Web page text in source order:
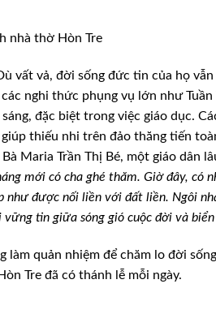
nhà thờ Hòn Tre
vất vả, đời sống đức tin của họ
nghi thức phụng vụ lớn như Tuần
đặc biệt trong việc giáo dục.
thiếu nhi trên đảo thăng tiến
Maria Trần Thị Bé, một giáo dân
mới có cha ghé thăm. Giờ đây, có
như được nối liền với đất liền. Ngôi
tin giữa sóng gió cuộc đời và biển
làm quản nhiệm để chăm lo đời
Tre đã có thánh lễ mỗi ngày.